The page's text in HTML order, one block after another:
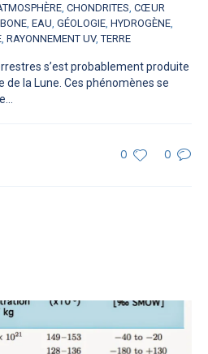
, CHONDRITES, CŒUR
, EAU, GÉOLOGIE, HYDROGÈNE,
, RAYONNEMENT UV,TERRE
s’est probablement produite
la Lune. Ces phénomènes se
0 0